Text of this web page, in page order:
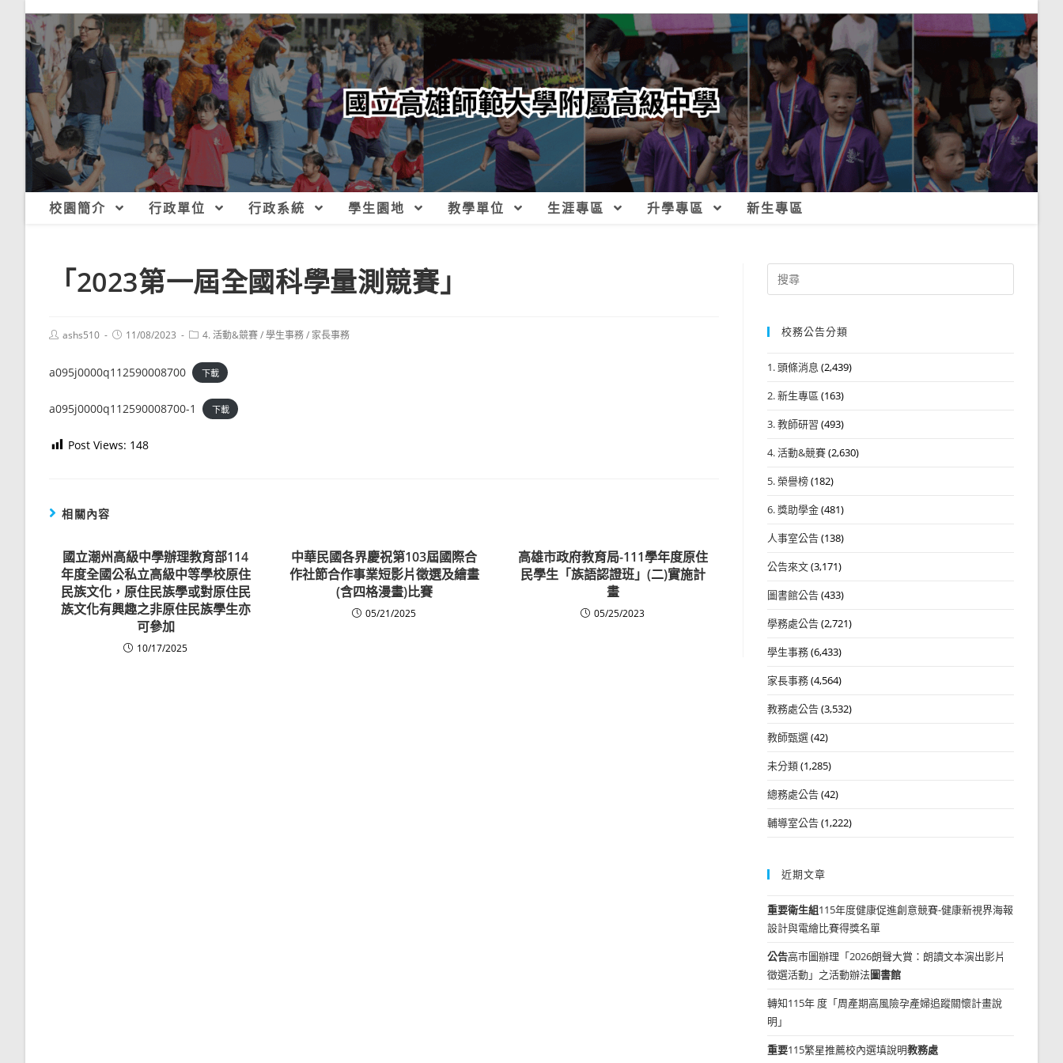
校園簡介 行政單位 行政系統 學生園地 教學單位 生涯專區 升學專區 新生專區
「2023第一屆全國科學量測競賽」
Postashs510
Post11/08/2023
Post4. 活動&競賽/學生事務/ 家長事務
a095j0000q112590008700 下載
a095j0000q112590008700-1 下載
Post Views: 148
相關內容
國立潮州高級中學辦理教育部114
年度全國公私立高級中等學校原住
民族文化，原住民族學或對原住民
族文化有興趣之非原住民族學生亦
可參加
10/17/2025
中華民國各界慶祝第103屆國際合
作社節合作事業短影片徵選及繪畫
(含四格漫畫)比賽
05/21/2025
高雄市政府教育局-111學年度原住
民學生「族語認證班」(二)實施計
畫
05/25/2023
Search
for:
校務公告分類
1. 頭條消息 (2,439)
2. 新生專區 (163)
3. 教師研習 (493)
4. 活動&競賽(2,630)
5. 榮譽榜(182)
6. 獎助學金(481)
人事室公告(138)
公告來文(3,171)
圖書館公告(433)
學務處公告(2,721)
學生事務(6,433)
家長事務(4,564)
教務處公告(3,532)
教師甄選(42)
未分類(1,285)
總務處公告(42)
輔導室公告(1,222)
近期文章
重要衛生組115年度健康促進創意競賽-健康新視界海報
設計與電繪比賽得獎名單
公告高市圖辦理「2026朗聲大賞：朗讀文本演出影片
徵選活動」之活動辦法圖書館
轉知115年 度「周產期高風險孕產婦追蹤關懷計畫說
明」
重要115繁星推薦校內選填說明教務處